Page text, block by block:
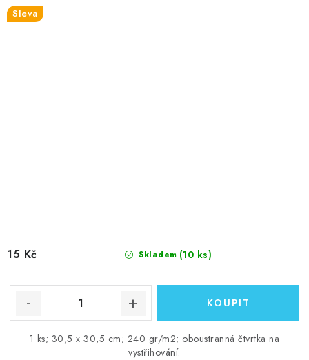
Sleva
Skladem (10 ks)
15 Kč
1 ks; 30,5 x 30,5 cm; 240 gr/m2; oboustranná čtvrtka na
vystřihování.